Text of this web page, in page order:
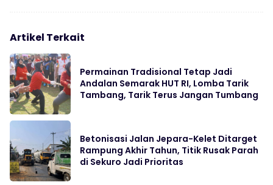
Artikel Terkait
Permainan Tradisional Tetap Jadi
Andalan Semarak HUT RI, Lomba Tarik
Tambang, Tarik Terus Jangan Tumbang
Betonisasi Jalan Jepara-Kelet Ditarget
Rampung Akhir Tahun, Titik Rusak Parah
di Sekuro Jadi Prioritas